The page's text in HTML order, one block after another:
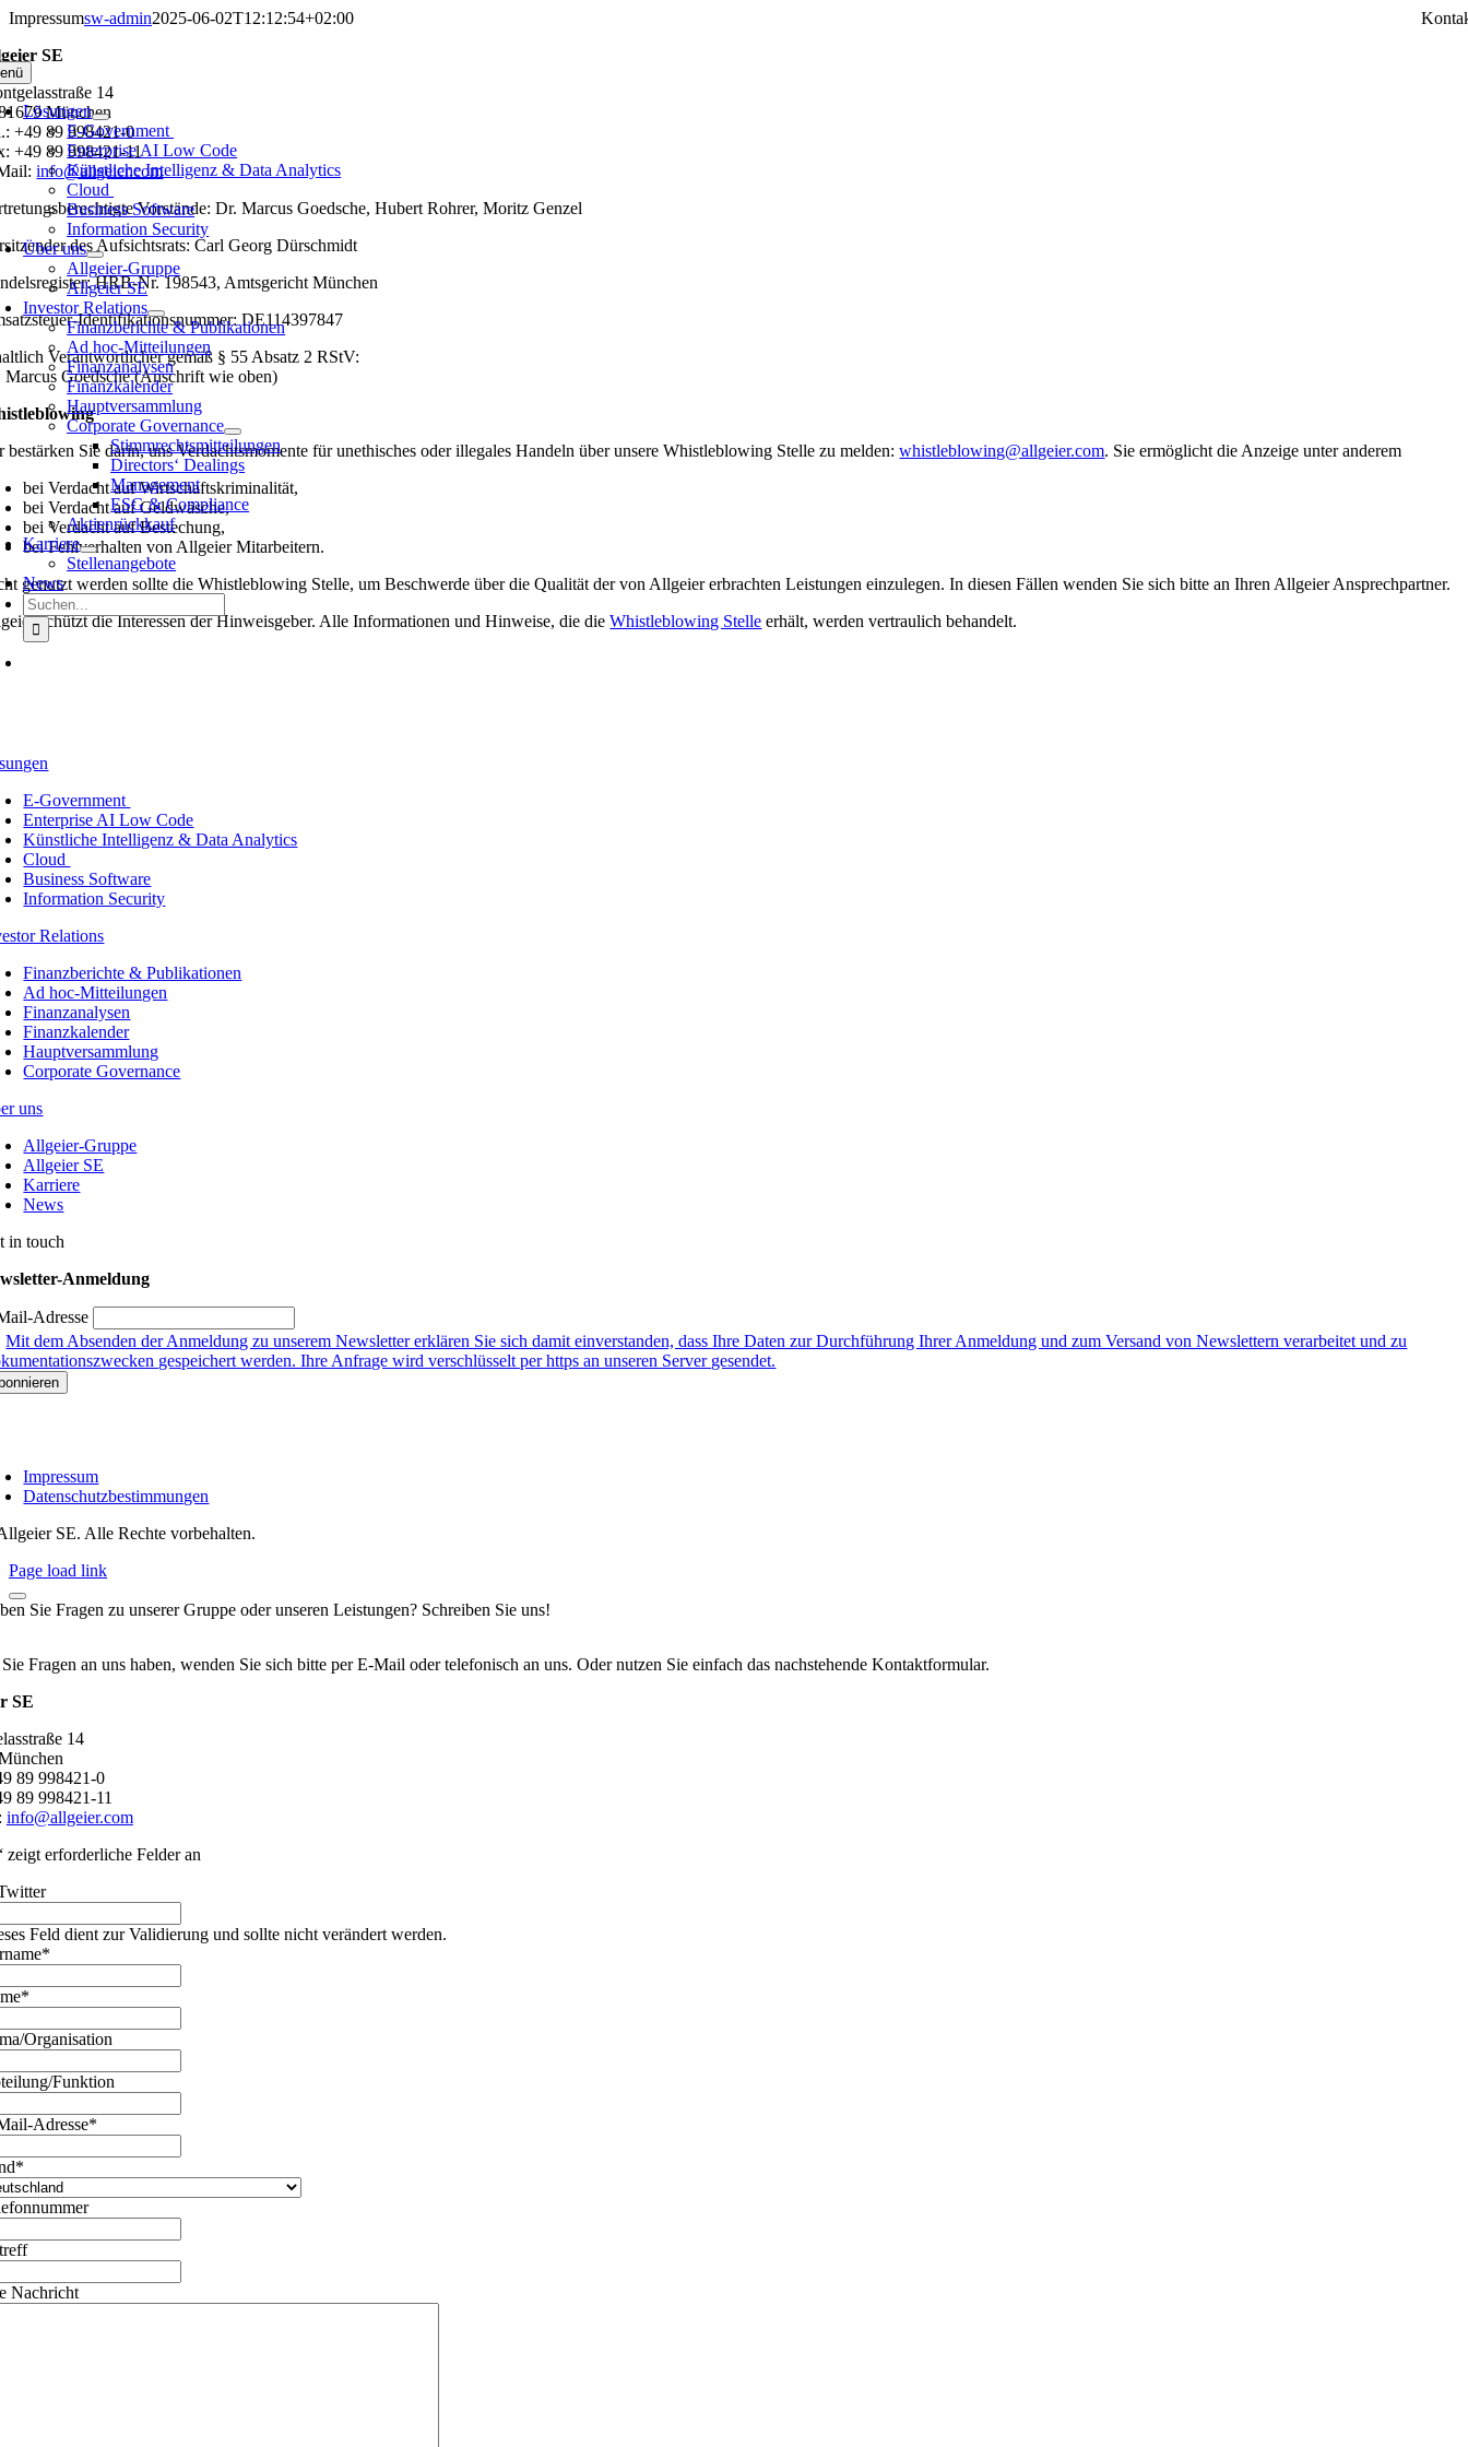
Zum
springen
Lösungen
E-Government
Enterprise AI Low Code
Künstliche Intelligenz & Data Analytics
Cloud
Business Software
Information Security
Über uns
Allgeier-Gruppe
Allgeier SE
Investor Relations
Finanzberichte & Publikationen
Ad hoc-Mitteilungen
Finanzanalysen
Finanzkalender
Hauptversammlung
Corporate Governance
Stimmrechtsmitteilungen
Directors‘ Dealings
Management
ESG & Compliance
Aktienrückkauf
Karriere
Stellenangebote
News
Suche
nach:
Impressumsw-admin2025-06-02T12:12:54+02:00
SE
14
München
+49 89 998421-0
+49 89 998421-11
info@allgeier.com
Vorstände: Dr. Marcus Goedsche, Hubert Rohrer, Moritz Genzel
des Aufsichtsrats: Carl Georg Dürschmidt
HRB-Nr. 198543, Amtsgericht München
Identifikationsnummer: DE114397847
Verantwortlicher gemäß § 55 Absatz 2 RStV:
Marcus Goedsche (Anschrift wie oben)
bestärken Sie darin, uns Verdachtsmomente für unethisches oder illegales Handeln über unsere Whistleblowing Stelle zu melden:whistleblowing@allgeier.com. Sie ermöglicht die Anzeige unter anderem
bei Verdacht auf Wirtschaftskriminalität,
bei Verdacht auf Geldwäsche,
bei Verdacht auf Bestechung,
bei Fehlverhalten von Allgeier Mitarbeitern.
genutzt werden sollte die Whistleblowing Stelle, um Beschwerde über die Qualität der von Allgeier erbrachten Leistungen einzulegen. In diesen Fällen wenden Sie sich bitte an Ihren Allgeier Ansprechpartner.
schützt die Interessen der Hinweisgeber. Alle Informationen und Hinweise, die dieWhistleblowing Stelle erhält, werden vertraulich behandelt.
E-Government
Enterprise AI Low Code
Künstliche Intelligenz & Data Analytics
Cloud
Business Software
Information Security
Relations
Finanzberichte & Publikationen
Ad hoc-Mitteilungen
Finanzanalysen
Finanzkalender
Hauptversammlung
Corporate Governance
uns
Allgeier-Gruppe
Allgeier SE
Karriere
News
in touch
Anmeldung
Adresse
Mit dem Absenden der Anmeldung zu unserem Newsletter erklären Sie sich damit einverstanden, dass Ihre Daten zur Durchführung Ihrer Anmeldung und zum Versand von Newslettern verarbeitet und zu
gespeichert werden. Ihre Anfrage wird verschlüsselt per https an unseren Server gesendet.
Impressum
Datenschutzbestimmungen
SE. Alle Rechte vorbehalten.
Page load link
Sie Fragen zu unserer Gruppe oder unseren Leistungen? Schreiben Sie uns!
Fragen an uns haben, wenden Sie sich bitte per E-Mail oder telefonisch an uns. Oder nutzen Sie einfach das nachstehende Kontaktformular.
SE
14
89 998421-0
89 998421-11
info@allgeier.com
zeigt erforderliche Felder an
Feld dient zur Validierung und sollte nicht verändert werden.
*
*
Organisation
Funktion
Adresse*
*
Nachricht